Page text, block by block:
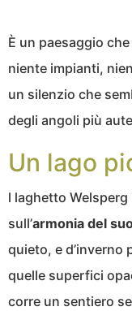
È un paesaggio che
niente impianti,
un silenzio che
degli angoli più
Un lago
l laghetto
sull’armonia del
quieto, e d’inverno
quelle superfici
corre un sentiero